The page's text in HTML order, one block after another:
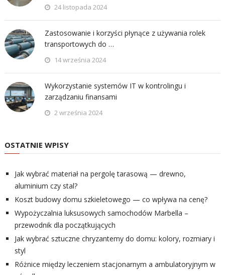
24 listopada 2024
Zastosowanie i korzyści płynące z używania rolek
transportowych do …
14 września 2024
Wykorzystanie systemów IT w kontrolingu i
zarządzaniu finansami
2 września 2024
OSTATNIE WPISY
Jak wybrać materiał na pergolę tarasową — drewno,
aluminium czy stal?
Koszt budowy domu szkieletowego — co wpływa na cenę?
Wypożyczalnia luksusowych samochodów Marbella –
przewodnik dla początkujących
Jak wybrać sztuczne chryzantemy do domu: kolory, rozmiary i
styl
Różnice między leczeniem stacjonarnym a ambulatoryjnym w